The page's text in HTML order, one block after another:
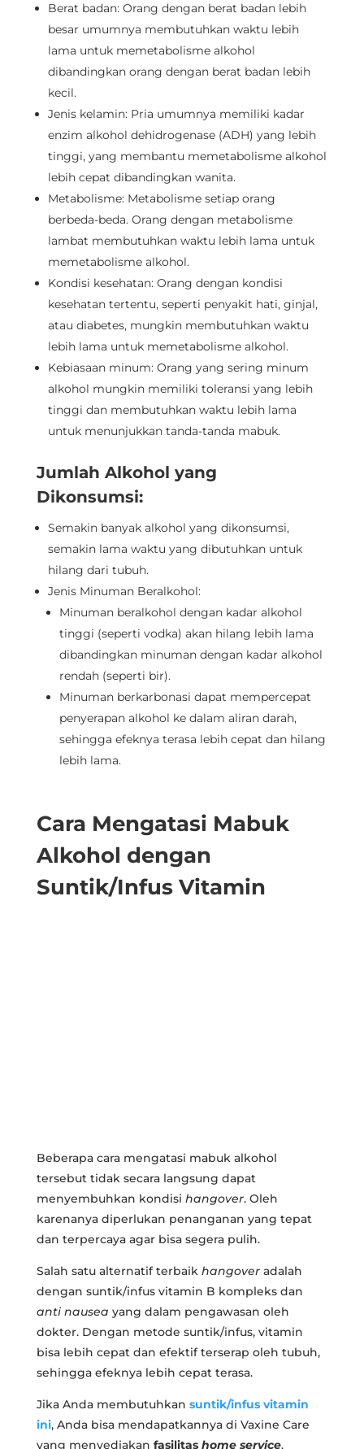
Berat badan: Orang dengan berat badan lebih
besar umumnya membutuhkan waktu lebih
lama untuk memetabolisme alkohol
dibandingkan orang dengan berat badan lebih
kecil.
Jenis kelamin: Pria umumnya memiliki kadar
enzim alkohol dehidrogenase (ADH) yang lebih
tinggi, yang membantu memetabolisme alkohol
lebih cepat dibandingkan wanita.
Metabolisme: Metabolisme setiap orang
berbeda-beda. Orang dengan metabolisme
lambat membutuhkan waktu lebih lama untuk
memetabolisme alkohol.
Kondisi kesehatan: Orang dengan kondisi
kesehatan tertentu, seperti penyakit hati, ginjal,
atau diabetes, mungkin membutuhkan waktu
lebih lama untuk memetabolisme alkohol.
Kebiasaan minum: Orang yang sering minum
alkohol mungkin memiliki toleransi yang lebih
tinggi dan membutuhkan waktu lebih lama
untuk menunjukkan tanda-tanda mabuk.
Jumlah Alkohol yang
Dikonsumsi:
Semakin banyak alkohol yang dikonsumsi,
semakin lama waktu yang dibutuhkan untuk
hilang dari tubuh.
Jenis Minuman Beralkohol:
Minuman beralkohol dengan kadar alkohol
tinggi (seperti vodka) akan hilang lebih lama
dibandingkan minuman dengan kadar alkohol
rendah (seperti bir).
Minuman berkarbonasi dapat mempercepat
penyerapan alkohol ke dalam aliran darah,
sehingga efeknya terasa lebih cepat dan hilang
lebih lama.
Cara Mengatasi Mabuk
Alkohol dengan
Suntik/Infus Vitamin
Beberapa cara mengatasi mabuk alkohol
tersebut tidak secara langsung dapat
menyembuhkan kondisi hangover. Oleh
karenanya diperlukan penanganan yang tepat
dan terpercaya agar bisa segera pulih.
Salah satu alternatif terbaik hangoveradalah
dengan suntik/infus vitamin B kompleks dan
anti nausea yang dalam pengawasan oleh
dokter. Dengan metode suntik/infus, vitamin
bisa lebih cepat dan efektif terserap oleh tubuh,
sehingga efeknya lebih cepat terasa.
Jika Anda membutuhkan suntik/infus vitamin
ini, Anda bisa mendapatkannya di Vaxine Care
yang menyediakan fasilitas home service.